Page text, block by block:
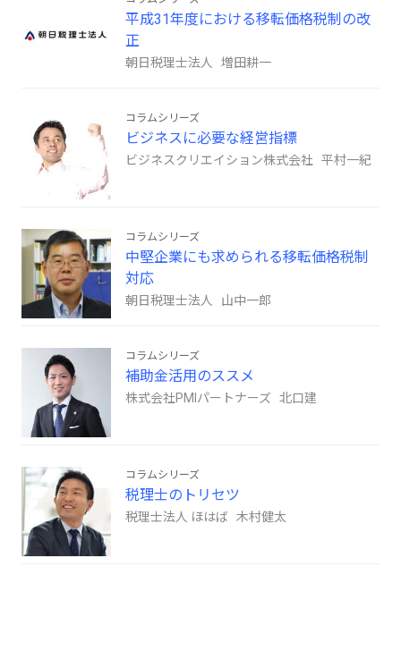
平成31年度における移転価格税制の改
正
朝日税理士法人 増田耕一
コラムシリーズ
ビジネスに必要な経営指標
ビジネスクリエイション株式会社 平村一紀
コラムシリーズ
中堅企業にも求められる移転価格税制
対応
朝日税理士法人 山中一郎
コラムシリーズ
補助金活用のススメ
株式会社PMIパートナーズ 北口建
コラムシリーズ
税理士のトリセツ
税理士法人 ほはば 木村健太